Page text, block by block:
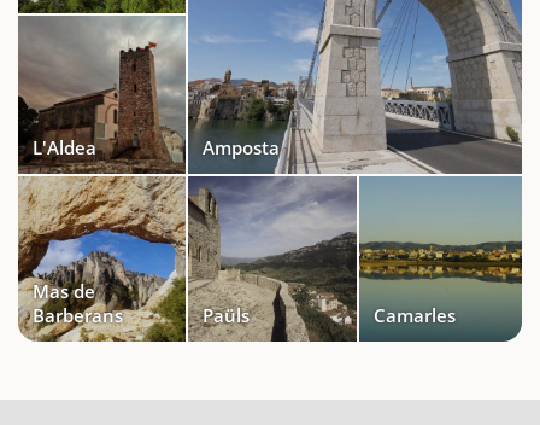
L'Aldea Amposta
Mas de
Barberans
Paüls Camarles